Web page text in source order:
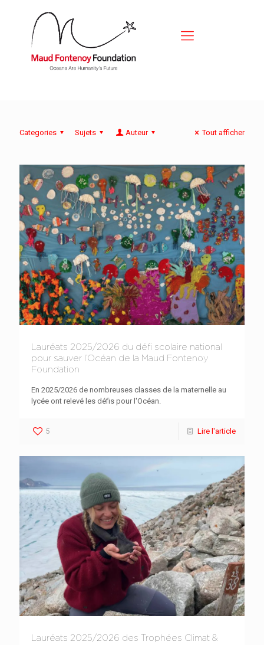
Categories Sujets Auteur Tout afficher
Lauréats 2025/2026 du défi scolaire national
pour sauver l’Océan de la Maud Fontenoy
Foundation
En 2025/2026 de nombreuses classes de la maternelle au
lycée ont relevé les défis pour l'Océan.
5 Lire l'article
Lauréats 2025/2026 des Trophées Climat &